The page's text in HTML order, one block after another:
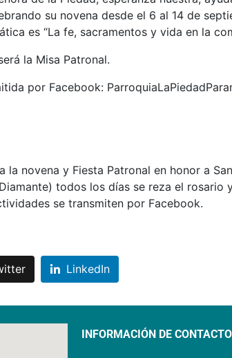
su novena desde el 6 al 14 de
es “La fe, sacramentos y vida en la
la Misa Patronal.
por Facebook:
la novena y Fiesta Patronal en honor a
todos los días se reza el rosario
se transmiten por Facebook.
LinkedIn
INFORMACIÓN DE CONTACTO